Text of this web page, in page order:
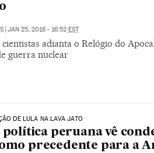
| JAN 25, 2018 - 16:52 EST
cientistas adianta o Relógio do
guerra nuclear
DE LULA NA LAVA JATO
política peruana vê
precedente para a